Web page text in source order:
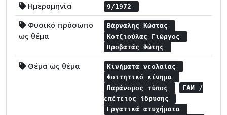
Ημερομηνία 9/1972
Φυσικό πρόσωπο
ως θέμα
Βάρναλης Κώστας
Κοτζιούλας Γιώργος
Προβατάς Φώτης
Θέμα ως θέμα
Κινήματα νεολαίας
Φοιτητικό κίνημα
Παράνομος τύπος
ΕΑΜ /
επέτειος ίδρυσης
Εργατικά ατυχήματα